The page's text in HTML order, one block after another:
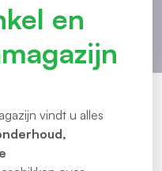
en
vindt u alles